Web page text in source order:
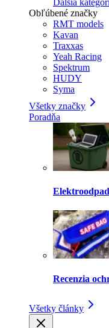
Ďalšia
Obľúbené značky
RMT models
Kavan
Traxxas
Yeah Racing
Spektrum
HUDY
Syma
Všetky značky
Poradňa
Recenzia
Všetky články